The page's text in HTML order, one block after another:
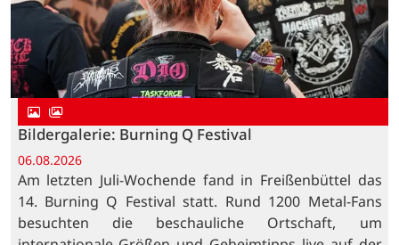
Bildergalerie: Burning Q Festival
06.08.2026
Am letzten Juli-Wochende fand in Freißenbüttel das
14. Burning Q Festival statt. Rund 1200 Metal-Fans
besuchten die beschauliche Ortschaft, um